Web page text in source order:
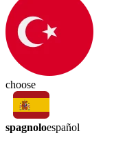
choose
spagnoloespañol